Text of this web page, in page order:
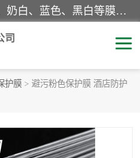
该类保护膜有复合，透明、奶白、蓝色、黑白等膜型。特高粘，高粘，中高粘，中粘，中低粘，低粘等。对于不同的粘力要求有相应的产品相适配。无胶渍残留污染。在较宽的收卷幅度下平整无皱纹，收卷长度大，利于机械化及自动化施工粘贴。为您的产品提供的表面保护解决方案。 产品广泛适用于：铝材、不锈钢、金属、塑料、电子、家电、家具、玻璃、化工材料、装饰材料等。
司
护膜 > 避污粉色保护膜 酒店防护
家具保护膜